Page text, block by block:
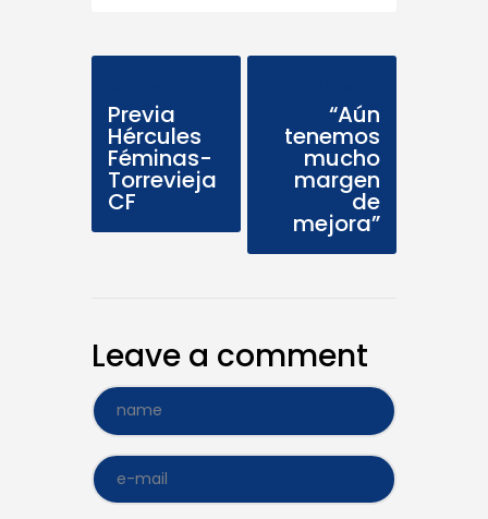
Previa
Hércules
Féminas-
Torrevieja
CF
“Aún
tenemos
mucho
margen
de
mejora”
Leave a comment